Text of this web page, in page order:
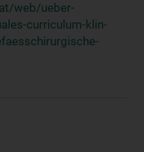
web/ueber-
curriculum-klin-